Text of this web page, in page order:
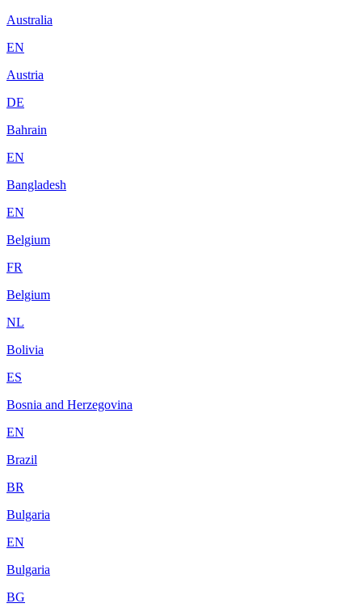
Australia
EN
Austria
DE
Bahrain
EN
Bangladesh
EN
Belgium
FR
Belgium
NL
Bolivia
ES
Bosnia and Herzegovina
EN
Brazil
BR
Bulgaria
EN
Bulgaria
BG